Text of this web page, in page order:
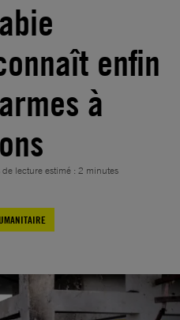
enfin
à
de lecture estimé : 2 minutes